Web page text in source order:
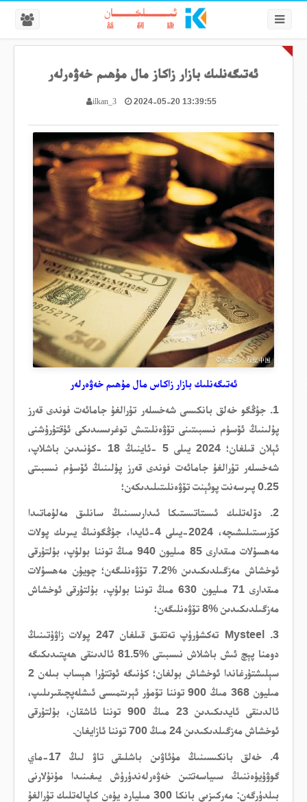
ئەتىگەنلىك بازار زاكاز مال مۇھىم خەۋەرلەر
ilkan_3 2024-05-20 13:39:55
ئەتىگەنلىك بازار زاكاس مال مۇھىم خەۋەرلەر
1. جۇڭگو خەلق بانكىسى شەخسلەر تۇرالغۇ جامائەت فوندى قەرز
پۇلىنىڭ ئۆسۈم نىسبىتىنى تۆۋەنلىتىش توغرىسىدىكى ئۇقتۇرۇشنى
ئېلان قىلغان؛ 2024 يىلى 5 -ئاينىڭ 18 -كۈنىدىن باشلاپ،
شەخسلەر تۇرالغۇ جامائەت فوندى قەرز پۇلىنىڭ ئۆسۈم نىسبىتى
0.25 پىرسەنت پوئېنت تۆۋەنلىتىلىدىكەن؛
2. دۆلەتلىك ئىستاتىستىكا ئىدارىسىنىڭ سانلىق مەلۇماتىدا
كۆرسىتىلىشىچە، 2024-يىلى 4-ئايدا، جۇڭگونىڭ يىرىك پولات
مەھسۇلات مىقدارى 85 مىليون 940 مىڭ توننا بولۇپ، بۇلتۇرقى
ئوخشاش مەزگىلدىكىدىن %7.2 تۆۋەنلىگەن؛ چويۇن مەھسۇلات
مىقدارى 71 مىليون 630 مىڭ توننا بولۇپ، بۇلتۇرقى ئوخشاش
مەزگىلدىكىدىن %8 تۆۋەنلىگەن؛
3. Mysteel تەكشۈرۈپ تەتقىق قىلغان 247 پولات زاۋۇتىنىڭ
دومنا پېچ ئىش باشلاش نىسبىتى %81.5 ئالدىنقى ھەپتىدىكىگە
سېلىشتۇرغاندا ئوخشاش بولغان؛ كۈنىگە ئوتتۇرا ھېساب بىلەن 2
مىليون 368 مىڭ 900 توننا تۆمۈر ئېرىتمىسى ئىشلەپچىقىرىلىپ،
ئالدىنقى ئايدىكىدىن 23 مىڭ 900 توننا ئاشقان، بۇلتۇرقى
ئوخشاش مەزگىلدىكىدىن 24 مىڭ 700 توننا ئازايغان.
4. خەلق بانكىسىنىڭ مۇئاۋىن باشلىقى تاۋ لىڭ 17-ماي
گوۋۇيۈەننىڭ سىياسەتتىن خەۋەرلەندۈرۈش يىغىنىدا مۇنۇلارنى
بىلدۈرگەن: مەركىزىي بانكا 300 مىليارد يۈەن كاپالەتلىك تۇرالغۇ